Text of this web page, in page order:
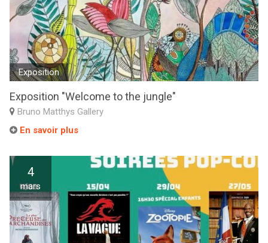
Exposition
Exposition "Welcome to the jungle"
Bruno Matthys Gallery
En savoir plus
4
mars